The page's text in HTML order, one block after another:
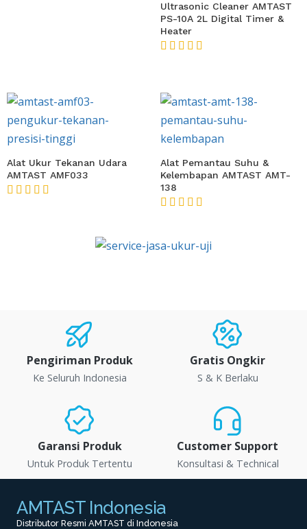
Ultrasonic Cleaner AMTAST
PS-10A 2L Digital Timer &
Heater
Alat Ukur Tekanan Udara
AMTAST AMF033
Alat Pemantau Suhu &
Kelembapan AMTAST AMT-
138
Pengiriman Produk
Ke Seluruh Indonesia
Gratis Ongkir
S & K Berlaku
Garansi Produk
Untuk Produk Tertentu
Customer Support
Konsultasi & Technical
AMTAST Indonesia
Distributor Resmi AMTAST di Indonesia